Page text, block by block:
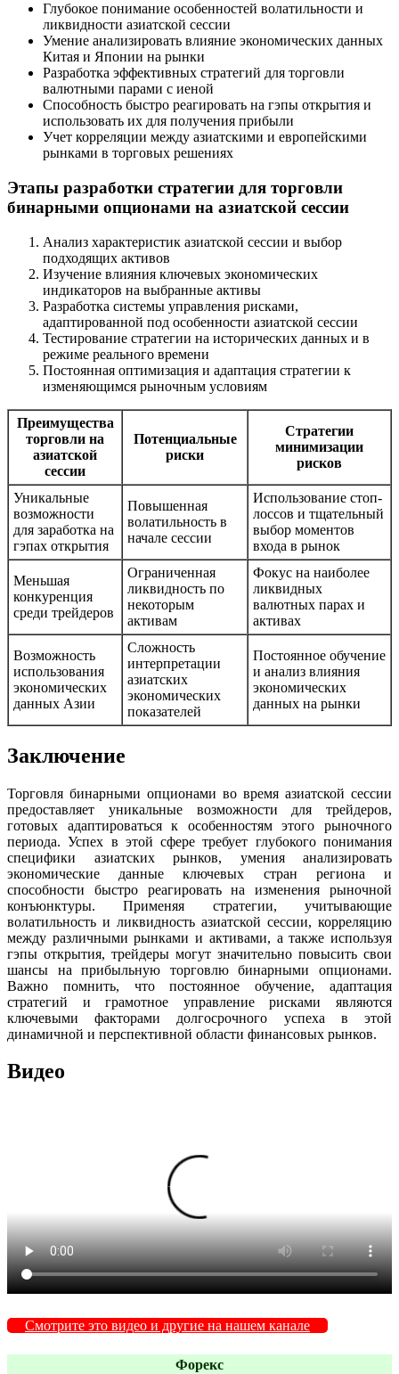
Глубокое понимание особенностей волатильности и
ликвидности азиатской сессии
Умение анализировать влияние экономических данных
Китая и Японии на рынки
Разработка эффективных стратегий для торговли
валютными парами с иеной
Способность быстро реагировать на гэпы открытия и
использовать их для получения прибыли
Учет корреляции между азиатскими и европейскими
рынками в торговых решениях
Этапы разработки стратегии для торговли
бинарными опционами на азиатской сессии
Анализ характеристик азиатской сессии и выбор
подходящих активов
Изучение влияния ключевых экономических
индикаторов на выбранные активы
Разработка системы управления рисками,
адаптированной под особенности азиатской сессии
Тестирование стратегии на исторических данных и в
режиме реального времени
Постоянная оптимизация и адаптация стратегии к
изменяющимся рыночным условиям
Преимущества
торговли на
азиатской
сессии
Потенциальные
риски
Стратегии
минимизации
рисков
Уникальные
возможности
для заработка на
гэпах открытия
Повышенная
волатильность в
начале сессии
Использование стоп-
лоссов и тщательный
выбор моментов
входа в рынок
Меньшая
конкуренция
среди трейдеров
Ограниченная
ликвидность по
некоторым
активам
Фокус на наиболее
ликвидных
валютных парах и
активах
Возможность
использования
экономических
данных Азии
Сложность
интерпретации
азиатских
экономических
показателей
Постоянное обучение
и анализ влияния
экономических
данных на рынки
Заключение
Торговля бинарными опционами во время азиатской сессии
предоставляет уникальные возможности для трейдеров,
готовых адаптироваться к особенностям этого рыночного
периода. Успех в этой сфере требует глубокого понимания
специфики азиатских рынков, умения анализировать
экономические данные ключевых стран региона и
способности быстро реагировать на изменения рыночной
конъюнктуры. Применяя стратегии, учитывающие
волатильность и ликвидность азиатской сессии, корреляцию
между различными рынками и активами, а также используя
гэпы открытия, трейдеры могут значительно повысить свои
шансы на прибыльную торговлю бинарными опционами.
Важно помнить, что постоянное обучение, адаптация
стратегий и грамотное управление рисками являются
ключевыми факторами долгосрочного успеха в этой
динамичной и перспективной области финансовых рынков.
Видео
Смотрите это видео и другие на нашем канале
Форекс